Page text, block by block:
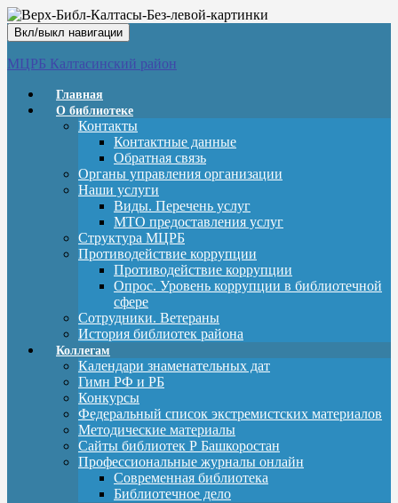
Вкл/выкл навигации
МЦРБ Калтасинский район
Главная
О библиотеке
Контакты
Контактные данные
Обратная связь
Органы управления организации
Наши услуги
Виды. Перечень услуг
МТО предоставления услуг
Структура МЦРБ
Противодействие коррупции
Противодействие коррупции
Опрос. Уровень коррупции в библиотечной
сфере
Сотрудники. Ветераны
История библиотек района
Коллегам
Календари знаменательных дат
Гимн РФ и РБ
Конкурсы
Федеральный список экстремистских материалов
Методические материалы
Сайты библиотек Р Башкоростан
Профессиональные журналы онлайн
Современная библиотека
Библиотечное дело